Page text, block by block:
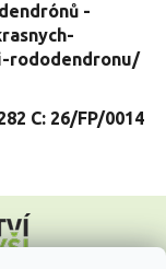
-
rododendronu/
C: 26/FP/0014